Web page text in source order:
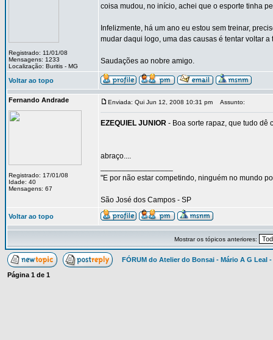
Registrado: 11/01/08
Mensagens: 1233
Localização: Buritis - MG
coisa mudou, no início, achei que o esporte tinha
Infelizmente, há um ano eu estou sem treinar,
mudar daqui logo, uma das causas é tentar voltar a
Saudações ao nobre amigo.
Voltar ao topo
Fernando Andrade
Registrado: 17/01/08
Idade: 40
Mensagens: 67
Enviada: Qui Jun 12, 2008 10:31 pm Assunto:
EZEQUIEL JUNIOR - Boa sorte rapaz, que tudo dê
abraço....
"E por não estar competindo, ninguém no mundo
São José dos Campos - SP
Voltar ao topo
Mostrar os tópicos anteriores:
FÓRUM do Atelier do Bonsai - Mário A G Leal
Página 1 de 1